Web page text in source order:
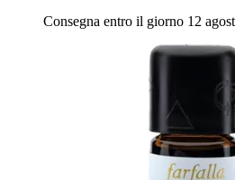
Consegna entro il giorno 12